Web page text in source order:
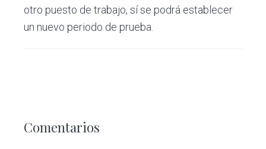
otro puesto de trabajo, sí se podrá establecer
un nuevo periodo de prueba.
con
Comentarios